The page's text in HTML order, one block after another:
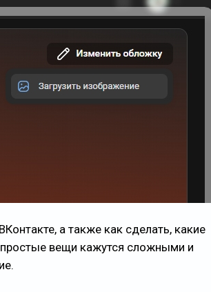
а также как сделать, какие
вещи кажутся сложными и